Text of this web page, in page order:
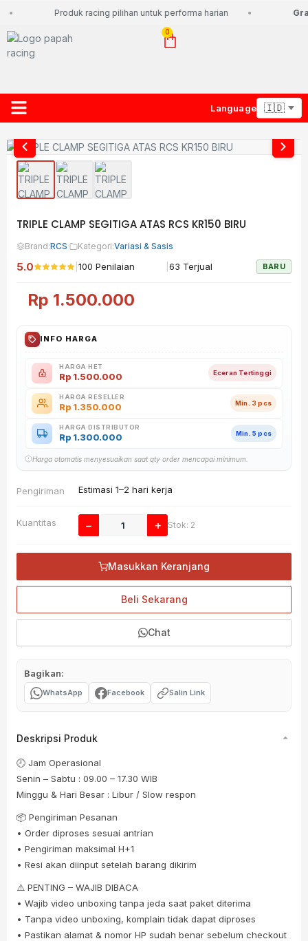
Produk racing pilihan untuk performa harian
0
Language
TRIPLE CLAMP SEGITIGA ATAS RCS KR150 BIRU
Brand:RCS· Kategori:Variasi & Sasis
5.0 100 Penilaian 63 Terjual BARU
Rp 1.500.000
INFO HARGA
HARGA HET
Rp 1.500.000 Eceran Tertinggi
HARGA RESELLER
Rp 1.350.000 Min. 3 pcs
HARGA DISTRIBUTOR
Rp 1.300.000 Min. 5 pcs
Harga otomatis menyesuaikan saat qty order mencapai minimum.
Pengiriman Estimasi 1–2 hari kerja
Kuantitas − + Stok: 2
Masukkan Keranjang
Beli Sekarang
Chat
Bagikan:
WhatsApp Facebook Salin Link
Deskripsi Produk
🕘 Jam Operasional
Senin – Sabtu : 09.00 – 17.30 WIB
Minggu & Hari Besar : Libur / Slow respon
📦 Pengiriman Pesanan
• Order diproses sesuai antrian
• Pengiriman maksimal H+1
• Resi akan diinput setelah barang dikirim
⚠️ PENTING – WAJIB DIBACA
• Wajib video unboxing tanpa jeda saat paket diterima
• Tanpa video unboxing, komplain tidak dapat diproses
• Pastikan alamat & nomor HP sudah benar sebelum checkout